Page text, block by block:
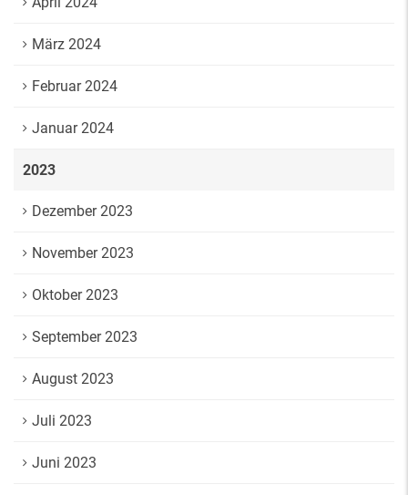
März 2024
Februar 2024
Januar 2024
2023
Dezember 2023
November 2023
Oktober 2023
September 2023
August 2023
Juli 2023
Juni 2023